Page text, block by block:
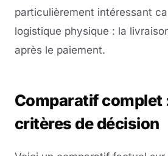
particulièrement intéressant
logistique physique : la
après le paiement.
Comparatif complet
critères de décision